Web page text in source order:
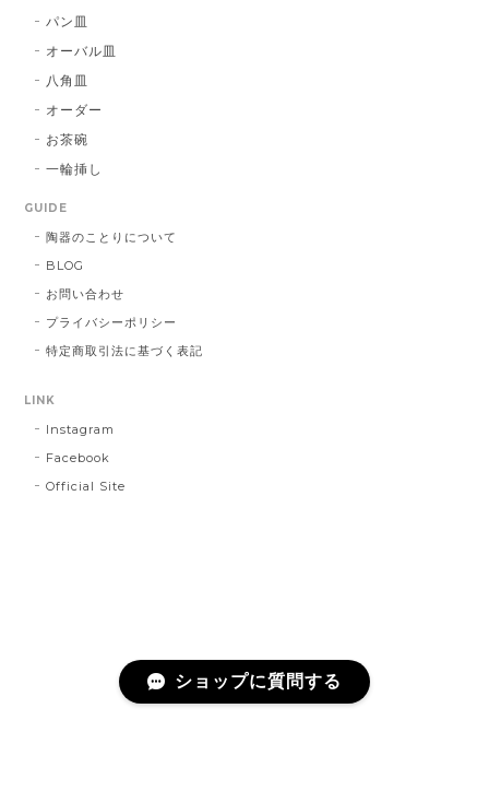
パン皿
オーバル皿
八角皿
オーダー
お茶碗
一輪挿し
GUIDE
陶器のことりについて
BLOG
お問い合わせ
プライバシーポリシー
特定商取引法に基づく表記
LINK
Instagram
Facebook
Official Site
ショップに質問する